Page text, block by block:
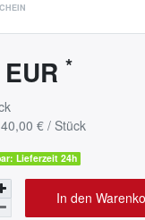
*
40,00 € / Stück
Lieferzeit 24h
In den